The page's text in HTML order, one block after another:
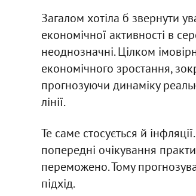
Загалом хотіла б звернути
економічної активності в
неоднозначні. Цілком
економічного зростання,
прогнозуючи динаміку
лінії.
Те саме стосується й
попередні очікування
переможено. Тому
підхід.